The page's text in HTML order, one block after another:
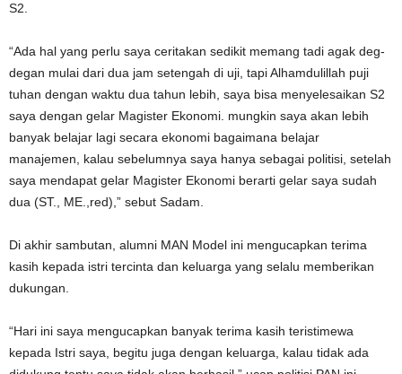
S2.
“Ada hal yang perlu saya ceritakan sedikit memang tadi agak deg-
degan mulai dari dua jam setengah di uji, tapi Alhamdulillah puji
tuhan dengan waktu dua tahun lebih, saya bisa menyelesaikan S2
saya dengan gelar Magister Ekonomi. mungkin saya akan lebih
banyak belajar lagi secara ekonomi bagaimana belajar
manajemen, kalau sebelumnya saya hanya sebagai politisi, setelah
saya mendapat gelar Magister Ekonomi berarti gelar saya sudah
dua (ST., ME.,red),” sebut Sadam.
Di akhir sambutan, alumni MAN Model ini mengucapkan terima
kasih kepada istri tercinta dan keluarga yang selalu memberikan
dukungan.
“Hari ini saya mengucapkan banyak terima kasih teristimewa
kepada Istri saya, begitu juga dengan keluarga, kalau tidak ada